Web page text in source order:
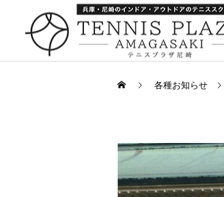
キャンペーン
各種お知らせ